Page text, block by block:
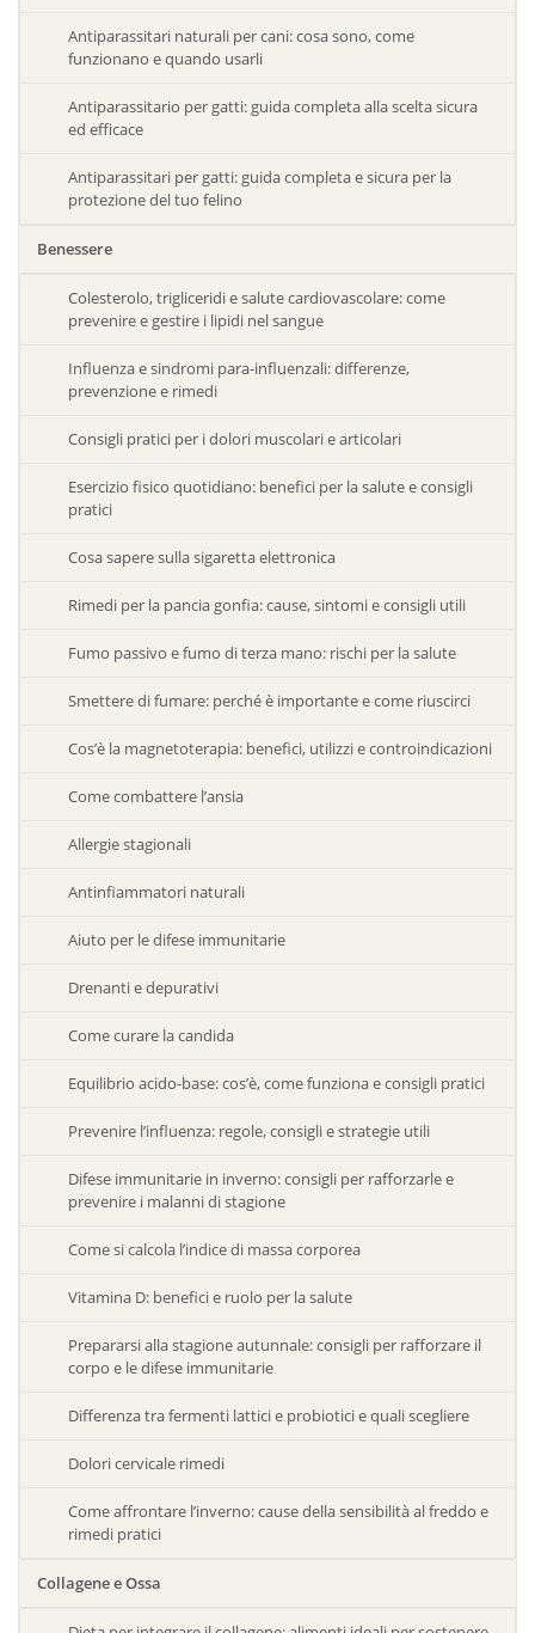
Antiparassitari naturali per cani: cosa sono, come
funzionano e quando usarli
Antiparassitario per gatti: guida completa alla scelta sicura
ed efficace
Antiparassitari per gatti: guida completa e sicura per la
protezione del tuo felino
Benessere
Colesterolo, trigliceridi e salute cardiovascolare: come
prevenire e gestire i lipidi nel sangue
Influenza e sindromi para-influenzali: differenze,
prevenzione e rimedi
Consigli pratici per i dolori muscolari e articolari
Esercizio fisico quotidiano: benefici per la salute e consigli
pratici
Cosa sapere sulla sigaretta elettronica
Rimedi per la pancia gonfia: cause, sintomi e consigli utili
Fumo passivo e fumo di terza mano: rischi per la salute
Smettere di fumare: perché è importante e come riuscirci
Cos’è la magnetoterapia: benefici, utilizzi e controindicazioni
Come combattere l’ansia
Allergie stagionali
Antinfiammatori naturali
Aiuto per le difese immunitarie
Drenanti e depurativi
Come curare la candida
Equilibrio acido-base: cos’è, come funziona e consigli pratici
Prevenire l’influenza: regole, consigli e strategie utili
Difese immunitarie in inverno: consigli per rafforzarle e
prevenire i malanni di stagione
Come si calcola l’indice di massa corporea
Vitamina D: benefici e ruolo per la salute
Prepararsi alla stagione autunnale: consigli per rafforzare il
corpo e le difese immunitarie
Differenza tra fermenti lattici e probiotici e quali scegliere
Dolori cervicale rimedi
Come affrontare l’inverno: cause della sensibilità al freddo e
rimedi pratici
Collagene e Ossa